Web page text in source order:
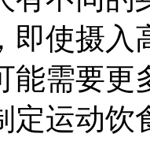
即使摄入
能需要更
定运动饮